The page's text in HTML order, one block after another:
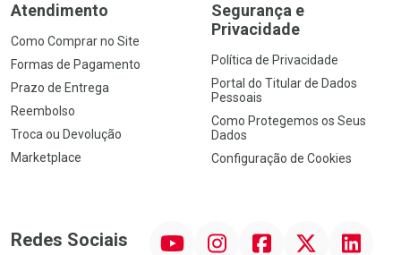
Atendimento
Como Comprar no Site
Formas de Pagamento
Prazo de Entrega
Reembolso
Troca ou Devolução
Marketplace
Segurança e
Privacidade
Política de Privacidade
Portal do Titular de Dados
Pessoais
Como Protegemos os Seus
Dados
Configuração de Cookies
Redes Sociais InstagramFacebookTwitter Linkedin